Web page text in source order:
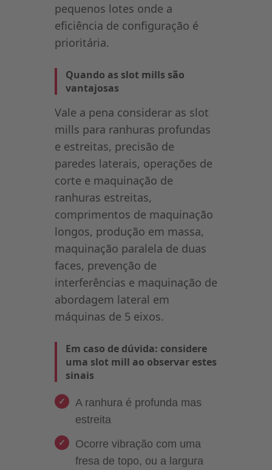
pequenos lotes onde a
eficiência de configuração é
prioritária.
Quando as slot mills são
vantajosas
Vale a pena considerar as slot
mills para ranhuras profundas
e estreitas, precisão de
paredes laterais, operações de
corte e maquinação de
ranhuras estreitas,
comprimentos de maquinação
longos, produção em massa,
maquinação paralela de duas
faces, prevenção de
interferências e maquinação de
abordagem lateral em
máquinas de 5 eixos.
Em caso de dúvida: considere
uma slot mill ao observar estes
sinais
A ranhura é profunda mas
estreita
Ocorre vibração com uma
fresa de topo, ou a largura